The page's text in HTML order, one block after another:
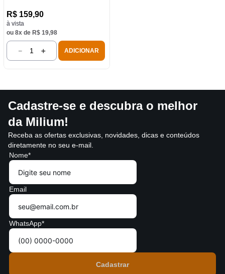
R$ 159,90
à vista
ou 8x de R$ 19,98
＋
－ ADICIONAR
Cadastre-se e descubra o melhor
da Milium!
Receba as ofertas exclusivas, novidades, dicas e conteúdos
diretamente no seu e-mail.
Nome*
Email
WhatsApp*